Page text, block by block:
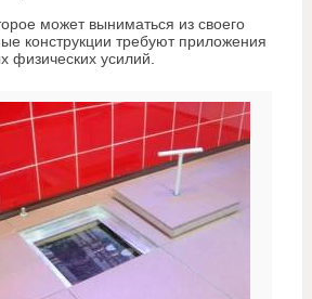
может выниматься из своего
конструкции требуют приложения
физических усилий.